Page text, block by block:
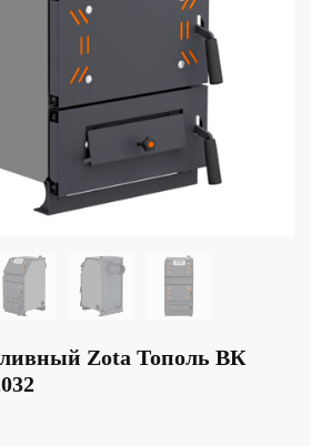
Zota Тополь ВК